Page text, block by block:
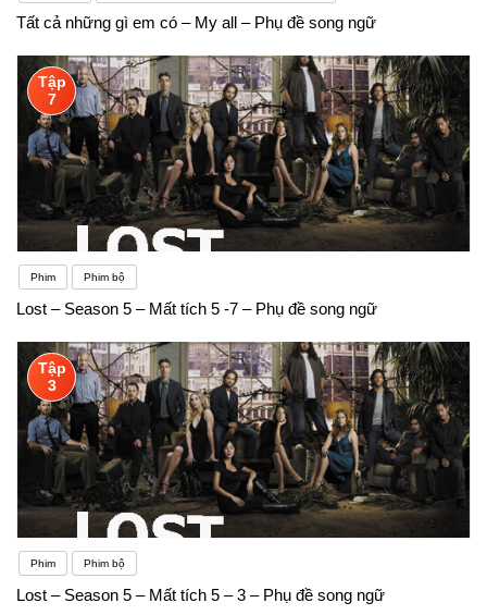
Tất cả những gì em có – My all – Phụ đề song ngữ
Tập
7
Phim Phim bộ
Lost – Season 5 – Mất tích 5 -7 – Phụ đề song ngữ
Tập
3
Phim Phim bộ
Lost – Season 5 – Mất tích 5 – 3 – Phụ đề song ngữ